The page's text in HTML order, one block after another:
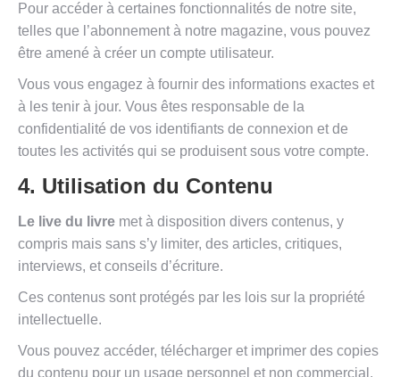
Pour accéder à certaines fonctionnalités de notre site,
telles que l’abonnement à notre magazine, vous pouvez
être amené à créer un compte utilisateur.
Vous vous engagez à fournir des informations exactes et
à les tenir à jour. Vous êtes responsable de la
confidentialité de vos identifiants de connexion et de
toutes les activités qui se produisent sous votre compte.
4. Utilisation du Contenu
Le live du livre met à disposition divers contenus, y
compris mais sans s’y limiter, des articles, critiques,
interviews, et conseils d’écriture.
Ces contenus sont protégés par les lois sur la propriété
intellectuelle.
Vous pouvez accéder, télécharger et imprimer des copies
du contenu pour un usage personnel et non commercial,